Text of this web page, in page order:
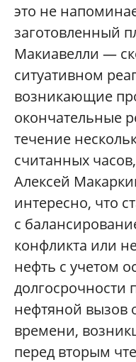
это не
заготовленный
Макиавелли —
ситуативном
возникающие
окончательные
течение
считанных
Алексей
интересно, что
с
конфликта или
нефть с учетом
долгосрочности
нефтяной вызов
времени,
перед вторым